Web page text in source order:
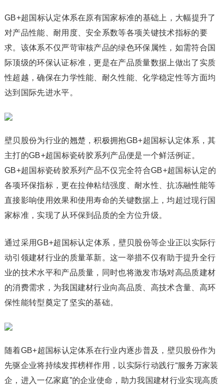
GB+超国标认定体系在原有国家标准的基础上，大幅提升了
对产品性能、耐用度、安全系数等各项关键技术指标的要
求。该体系不仅严苛审核产品的绿色环保属性，如需符合国
际顶级的环保认证标准，更是在产品质量数据上做出了实质
性超越，确保在力学性能、耐久性能、化学稳定性等方面均
达到国际先进水平。
壁贝股份为行业的翘楚，积极拥抱GB+超国标认定体系，其
主打的GB+超国标瓷砖胶系列产品便是一个鲜活例证。
GB+超国标瓷砖胶系列产品不仅完全符合GB+超国标认定的
各项环保指标，更在拉伸粘结强度、耐水性、抗冻融性能等
直接影响使用效果和使用寿命的关键数据上，均超过现行国
家标准，实现了从环保到品质的全方位升级。
通过采用GB+超国标认定体系，壁贝股份等企业正以实际行
动引领建材行业的质量革新。这一举措不仅有助于提升全行
业的技术水平和产品质量，同时也将激发市场对高品质建材
的消费需求，为我国建材行业向高品质、高技术含量、高环
保性能转型奠定了坚实的基础。
随着GB+超国标认定体系在行业内逐步普及，壁贝股份作为
先驱企业将持续发挥榜样作用，以实际行动践行“服务万家装
企，进入一亿家庭”的企业使命，助力我国建材行业实现高质